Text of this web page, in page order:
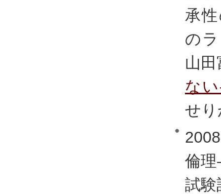
承
の
山
な
せり
倫
試験